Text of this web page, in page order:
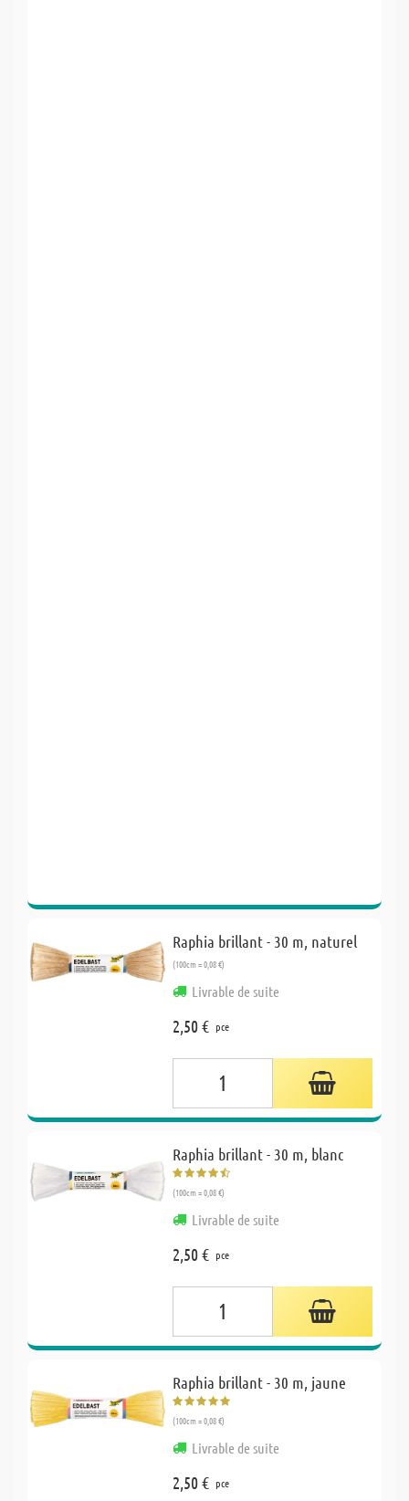
Raphia brillant - 30 m, naturel
(100cm = 0,08 €)
Livrable de suite
2,50 € pce
Raphia brillant - 30 m, blanc
(100cm = 0,08 €)
Livrable de suite
2,50 € pce
Raphia brillant - 30 m, jaune
(100cm = 0,08 €)
Livrable de suite
2,50 € pce